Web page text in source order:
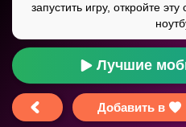
Лучшие
Добавить в